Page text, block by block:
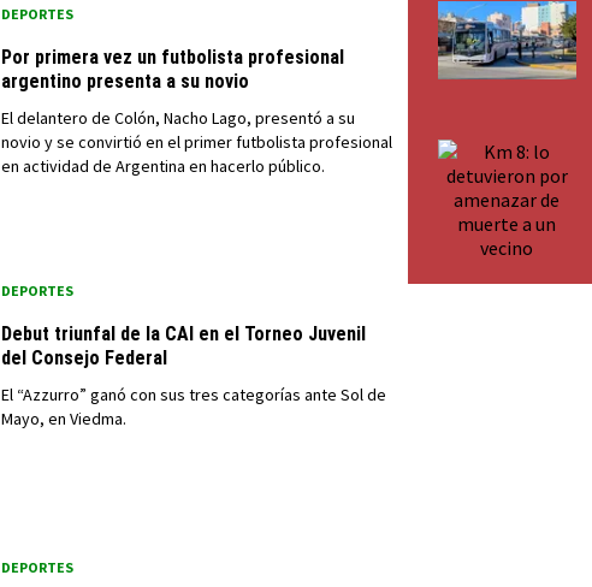
DEPORTES
Por primera vez un futbolista profesional
argentino presenta a su novio
El delantero de Colón, Nacho Lago, presentó a su
novio y se convirtió en el primer futbolista profesional
en actividad de Argentina en hacerlo público.
DEPORTES
Debut triunfal de la CAI en el Torneo Juvenil
del Consejo Federal
El “Azzurro” ganó con sus tres categorías ante Sol de
Mayo, en Viedma.
DEPORTES